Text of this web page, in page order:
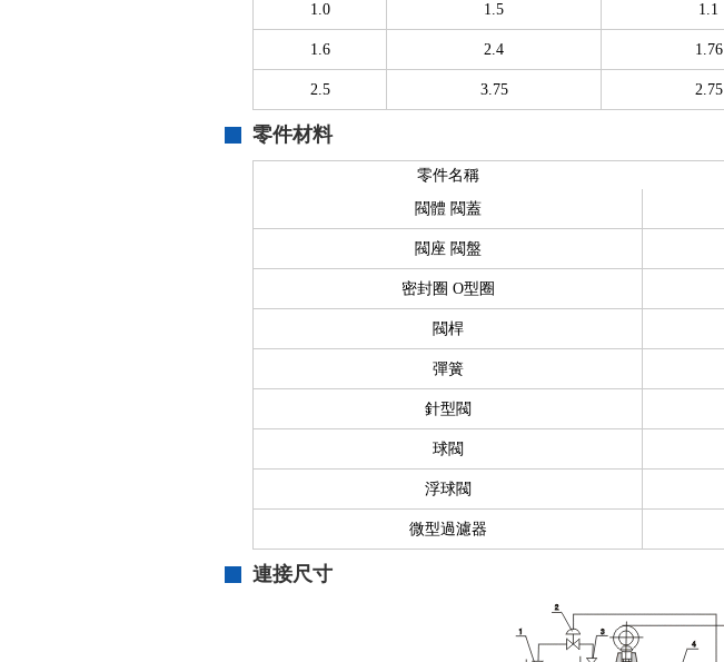
1.0
1.5 1.1
1.6 2.4 1.76
2.5 3.75 2.75
零件材料
零件名稱
閥體 閥蓋
閥座 閥盤
密封圈 O型圈
閥桿
彈簧
針型閥
球閥
浮球閥
微型過濾器
連接尺寸